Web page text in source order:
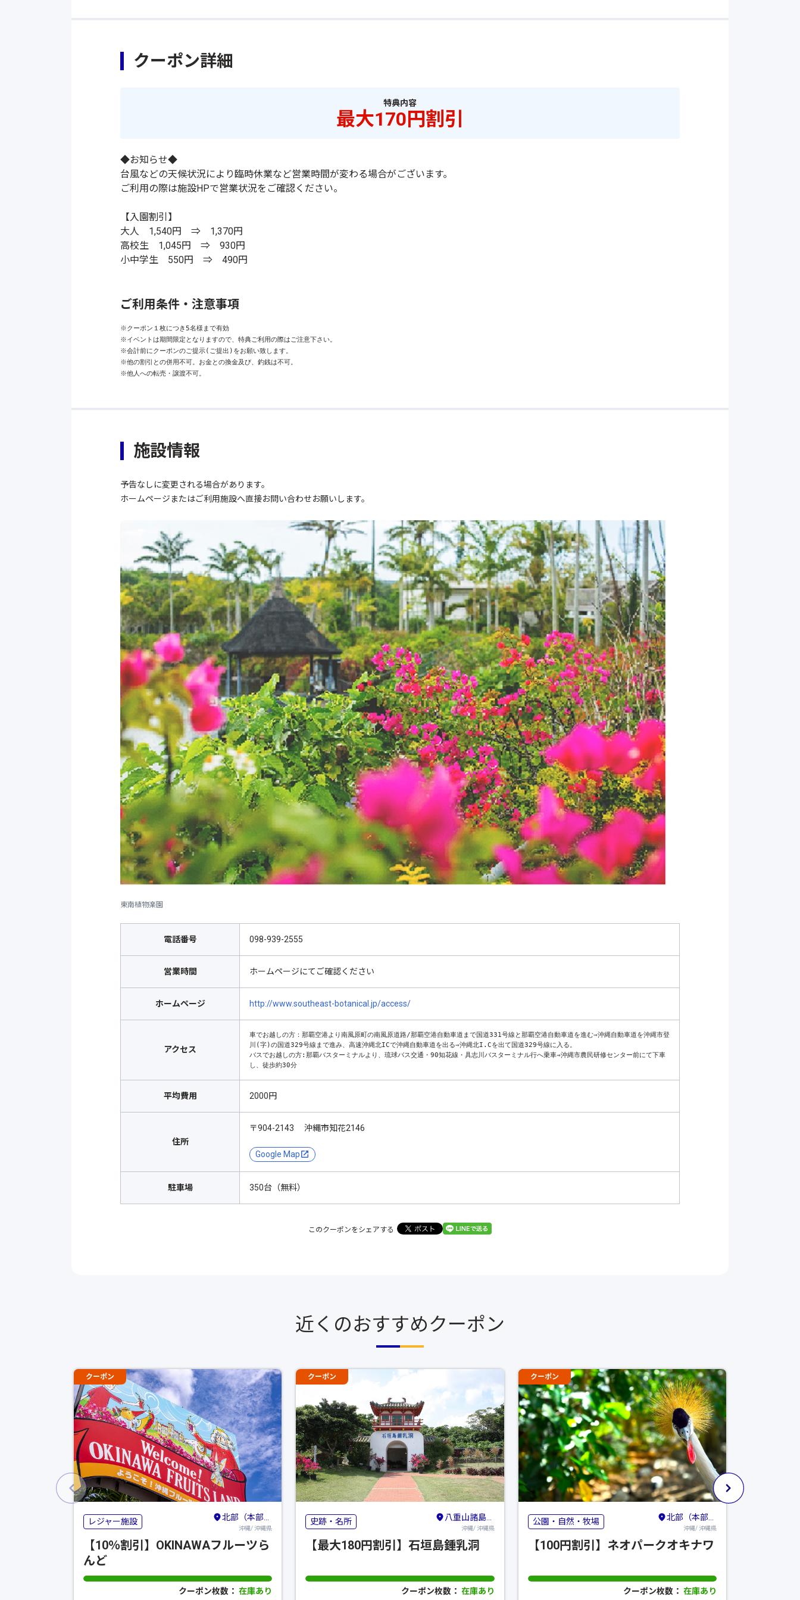
クーポン詳細
特典内容
最大170円割引
◆お知らせ◆
台風などの天候状況により臨時休業など営業時間が変わる場合がございます。
ご利用の際は施設HPで営業状況をご確認ください。
【入園割引】
大人 1,540円 ⇒ 1,370円
高校生 1,045円 ⇒ 930円
小中学生 550円 ⇒ 490円
ご利用条件・注意事項
※クーポン１枚につき5名様まで有効
※イベントは期間限定となりますので、特典ご利用の際はご注意下さい。
※会計前にクーポンのご提示(ご提出)をお願い致します。
※他の割引との併用不可。お金との換金及び、釣銭は不可。
※他人への転売・譲渡不可。
施設情報
予告なしに変更される場合があります。
ホームページまたはご利用施設へ直接お問い合わせお願いします。
東南植物楽園
電話番号 098-939-2555
営業時間 ホームページにてご確認ください
ホームページ http://www.southeast-botanical.jp/access/
アクセス
車でお越しの方：那覇空港より南風原町の南風原道路/那覇空港自動車道まで国道331号線と那覇空港自動車道を進む⇒沖縄自動車道を沖縄市登
川(字)の国道329号線まで進み、高速沖縄北ICで沖縄自動車道を出る⇒沖縄北I.Cを出て国道329号線に入る。
バスでお越しの方:那覇バスターミナルより、琉球バス交通・90知花線・具志川バスターミナル行へ乗車⇒沖縄市農民研修センター前にて下車
し、徒歩約30分
平均費用 2000円
住所
〒904-2143 沖縄市知花2146
Google Map
駐車場 350台（無料）
このクーポンをシェアする
近くのおすすめクーポン
クーポン
レジャー施設 北部（本部・名護・国頭）
沖縄/ 沖縄県
【10％割引】OKINAWAフルーツら
んど
クーポン枚数：在庫あり
クーポン
史跡・名所 八重山諸島（石垣島・竹富島・与那国島・西表島）
沖縄/ 沖縄県
【最大180円割引】石垣島鍾乳洞
クーポン枚数： 在庫あり
クーポン
公園・自然・牧場 北部（本部・名護・国頭）
沖縄/ 沖縄県
【100円割引】ネオパークオキナワ
クーポン枚数： 在庫あり